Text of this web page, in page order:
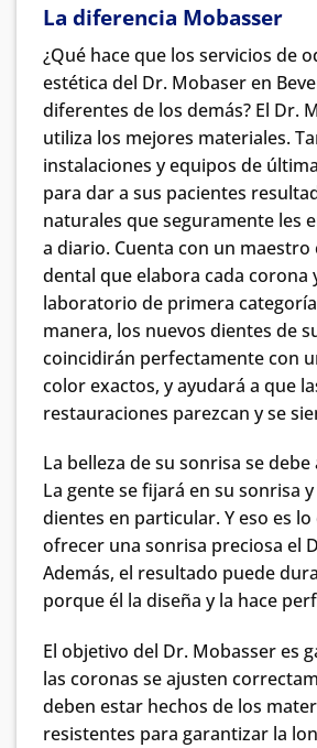
La diferencia Mobasser
¿Qué hace que los servicios de
estética del Dr. Mobaser en
diferentes de los demás? El Dr.
utiliza los mejores materiales.
instalaciones y equipos de
para dar a sus pacientes
naturales que seguramente les
a diario. Cuenta con un maestro
dental que elabora cada corona
laboratorio de primera
manera, los nuevos dientes de
coincidirán perfectamente con
color exactos, y ayudará a que
restauraciones parezcan y se
La belleza de su sonrisa se
La gente se fijará en su sonrisa
dientes en particular. Y eso es
ofrecer una sonrisa preciosa el
Además, el resultado puede
porque él la diseña y la hace
El objetivo del Dr. Mobasser es
las coronas se ajusten
deben estar hechos de los
resistentes para garantizar la